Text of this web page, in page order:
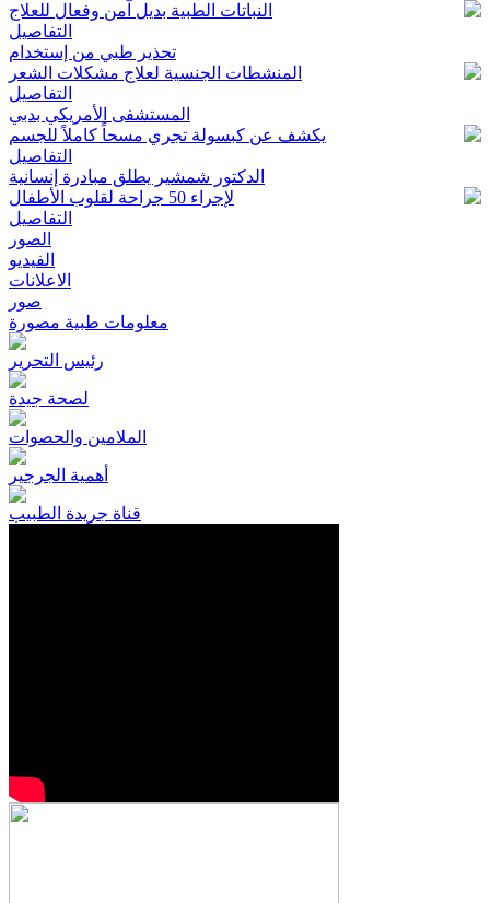
النباتات الطبية بديل آمن وفعال للعلاج
التفاصيل
تحذير طبي من إستخدام
المنشطات الجنسية لعلاج مشكلات الشعر
التفاصيل
المستشفى الأمريكي بدبي
يكشف عن كبسولة تجري مسحاً كاملاً للجسم
التفاصيل
الدكتور شمشير يطلق مبادرة إنسانية
لإجراء 50 جراحة لقلوب الأطفال
التفاصيل
الصور
الفيديو
الاعلانات
صور
معلومات طبية مصورة
رئيس التحرير
لصحة جيدة
الملامين والحصوات
أهمية الجرجير
قناة جريدة الطبيب